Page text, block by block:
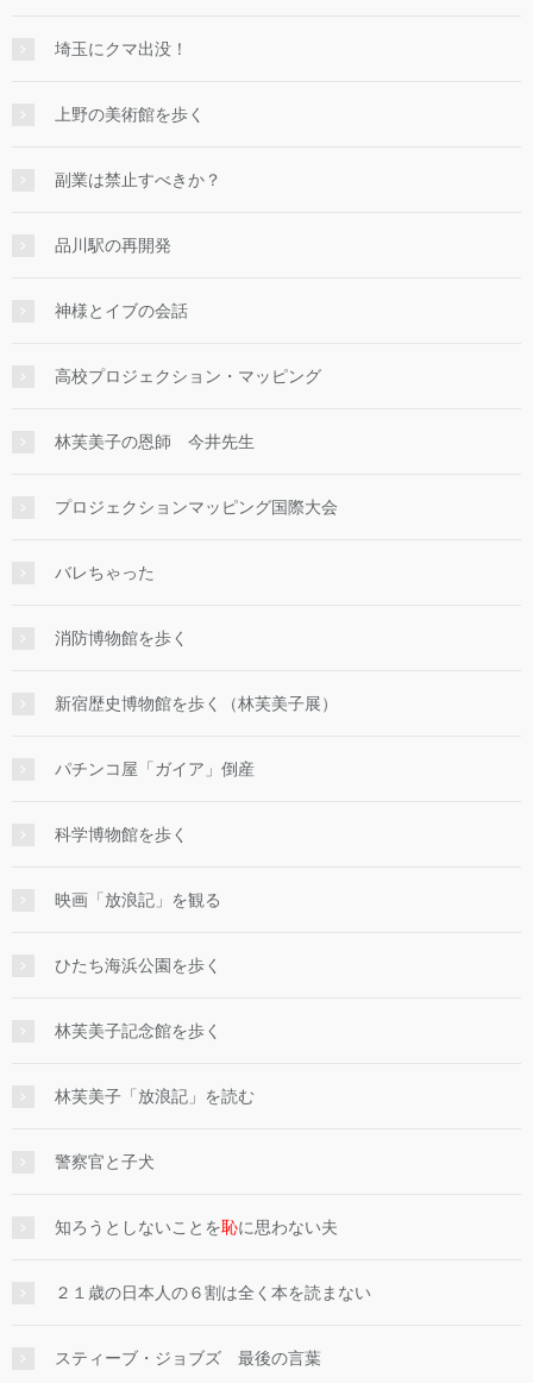
埼玉にクマ出没！
上野の美術館を歩く
副業は禁止すべきか？
品川駅の再開発
神様とイブの会話
高校プロジェクション・マッピング
林芙美子の恩師 今井先生
プロジェクションマッピング国際大会
バレちゃった
消防博物館を歩く
新宿歴史博物館を歩く（林芙美子展）
パチンコ屋「ガイア」倒産
科学博物館を歩く
映画「放浪記」を観る
ひたち海浜公園を歩く
林芙美子記念館を歩く
林芙美子「放浪記」を読む
警察官と子犬
知ろうとしないことを恥に思わない夫
２１歳の日本人の６割は全く本を読まない
スティーブ・ジョブズ 最後の言葉